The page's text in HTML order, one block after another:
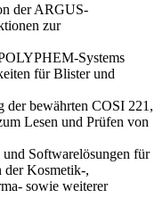
der ARGUS-
zur
Systems
für Blister und
der bewährten COSI 221,
Lesen und Prüfen von
Softwarelösungen für
der Kosmetik-,
sowie weiterer